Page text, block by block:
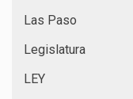
Las Paso
Legislatura
LEY